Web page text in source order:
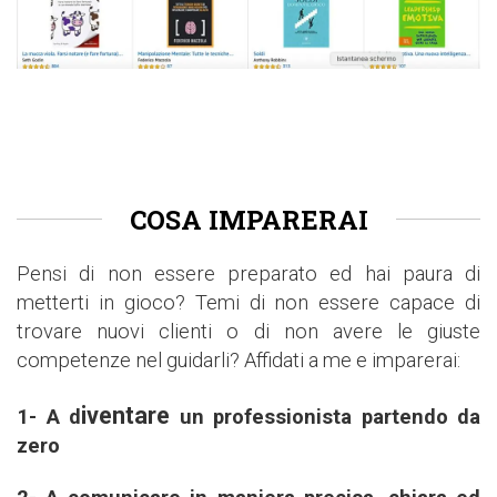
COSA IMPARERAI
Pensi di non essere preparato ed hai paura di
metterti in gioco? Temi di non essere capace di
trovare nuovi clienti o di non avere le giuste
competenze nel guidarli? Affidati a me e imparerai:
1- A diventare un professionista partendo da
zero